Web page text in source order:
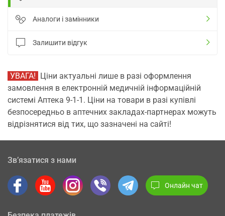
Аналоги і замінники
Залишити відгук
УВАГА! Ціни актуальні лише в разі оформлення
замовлення в електронній медичній інформаційній
системі Аптека 9-1-1. Ціни на товари в разі купівлі
безпосередньо в аптечних закладах-партнерах можуть
відрізнятися від тих, що зазначені на сайті!
Зв’язатися з нами
Онлайн чат